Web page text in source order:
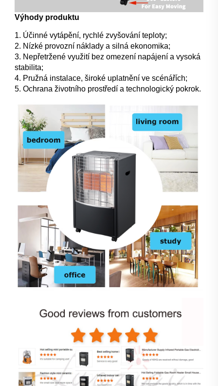
Výhody produktu
1. Účinné vytápění, rychlé zvyšování teploty;
2. Nízké provozní náklady a silná ekonomika;
3. Nepřetržené využití bez omezení napájení a vysoká
stabilita;
4. Pružná instalace, široké uplatnění ve scénářích;
5. Ochrana životního prostředí a technologický pokrok.